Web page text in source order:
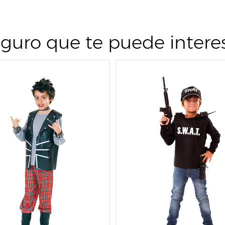
que te puede